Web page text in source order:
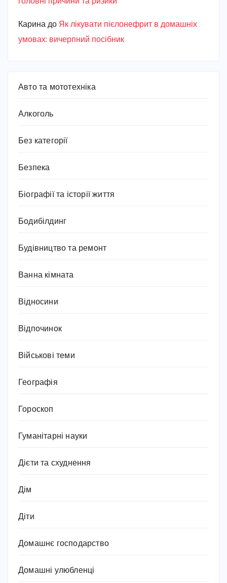
Карина до Як лікувати пієлонефрит в домашніх
умовах: вичерпний посібник
Авто та мототехніка
Алкоголь
Без категорії
Безпека
Біографії та історії життя
Бодибілдинг
Будівництво та ремонт
Ванна кімната
Відносини
Відпочинок
Військові теми
Географія
Гороскоп
Гуманітарні науки
Дієти та схуднення
Дім
Діти
Домашнє господарство
Домашні улюбленці